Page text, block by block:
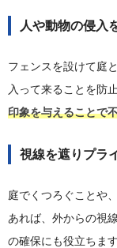
人や動物の侵入
フェンスを設けて庭
入って来ることを防
印象を与えることで
視線を遮りプラ
庭でくつろぐことや
あれば、外からの視
の確保にも役立ちます